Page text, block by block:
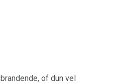
of dun vel